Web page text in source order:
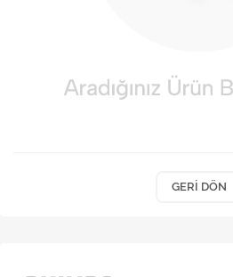
Ev Tekstili
GERI DÖN